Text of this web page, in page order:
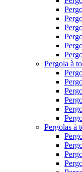
Pergola à
Pergolas à